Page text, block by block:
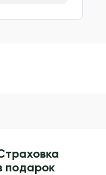
подарок